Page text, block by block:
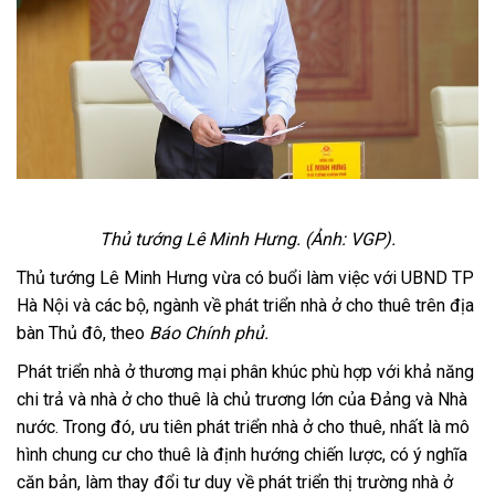
Thủ tướng Lê Minh Hưng. (Ảnh: VGP).
Thủ tướng Lê Minh Hưng vừa có buổi làm việc với UBND TP
Hà Nội và các bộ, ngành về phát triển nhà ở cho thuê trên địa
bàn Thủ đô, theo Báo Chính phủ.
Phát triển nhà ở thương mại phân khúc phù hợp với khả năng
chi trả và nhà ở cho thuê là chủ trương lớn của Đảng và Nhà
nước. Trong đó, ưu tiên phát triển nhà ở cho thuê, nhất là mô
hình chung cư cho thuê là định hướng chiến lược, có ý nghĩa
căn bản, làm thay đổi tư duy về phát triển thị trường nhà ở